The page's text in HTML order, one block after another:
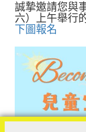
為協助堂會於疫
本會將以「Zoom
營牧、負責人及
本會將舉行兩場
等自由參與。
第一場：2020年4
誠摯邀請您與
六）上午舉行
下圖報名